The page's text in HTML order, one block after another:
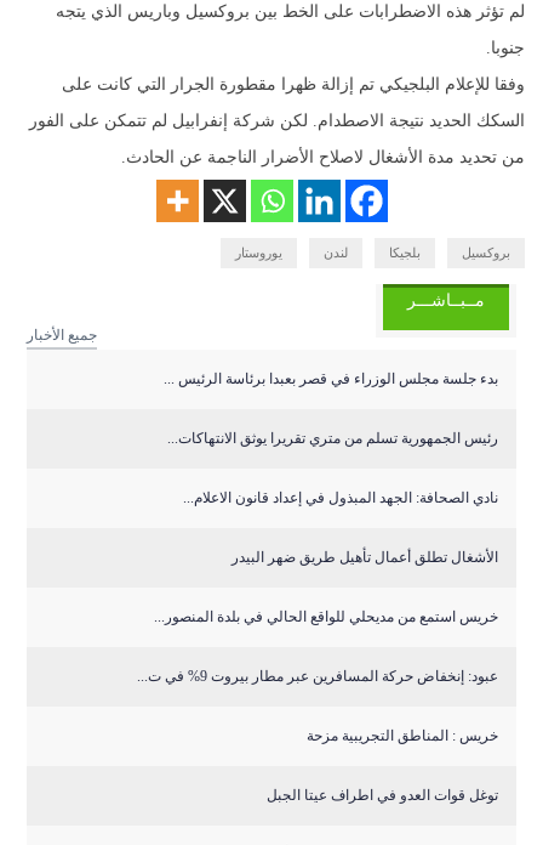
لم تؤثر هذه الاضطرابات على الخط بين بروكسيل وباريس الذي يتجه
جنوبا.
وفقا للإعلام البلجيكي تم إزالة ظهرا مقطورة الجرار التي كانت على
السكك الحديد نتيجة الاصطدام. لكن شركة إنفرابيل لم تتمكن على الفور
من تحديد مدة الأشغال لاصلاح الأضرار الناجمة عن الحادث.
بروكسيل بلجيكا لندن يوروستار
مــبــاشـــر
جميع الأخبار
‏بدء جلسة مجلس الوزراء في قصر بعبدا برئاسة الرئيس ...
رئيس الجمهورية تسلم من متري تقريرا يوثق الانتهاكات...
نادي الصحافة: الجهد المبذول في إعداد قانون الاعلام...
الأشغال تطلق أعمال تأهيل طريق ضهر البيدر
خريس استمع من مديحلي للواقع الحالي في بلدة المنصور...
عبود: إنخفاض حركة المسافرين عبر مطار بيروت 9% في ت...
خريس : المناطق التجريبية مزحة
توغل قوات العدو في اطراف عيتا الجبل